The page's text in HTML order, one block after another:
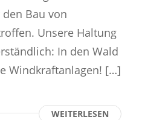
Bau von
Unsere Haltung
In den Wald
Windkraftanlagen! […]
WEITERLESEN